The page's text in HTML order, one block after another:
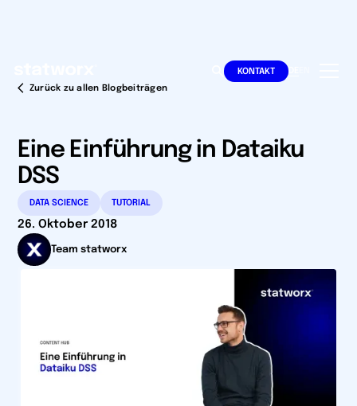
KONTAKT DE
Zurück zu allen Blogbeiträgen
Eine Einführung in Dataiku
DSS
DATA SCIENCE TUTORIAL
26. Oktober 2018
Team statworx